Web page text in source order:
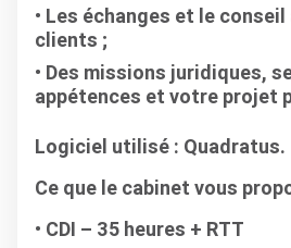
Les échanges et le conseil
clients ;
Des missions juridiques,
appétences et votre projet
Logiciel utilisé : Quadratus.
Ce que le cabinet vous
CDI – 35 heures + RTT